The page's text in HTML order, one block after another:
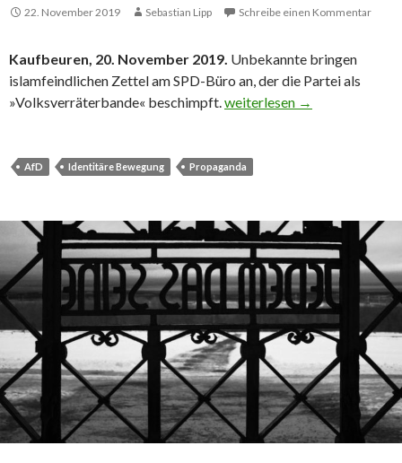
22. November 2019 Sebastian Lipp Schreibe einen Kommentar
Kaufbeuren, 20. November 2019. Unbekannte bringen
islamfeindlichen Zettel am SPD-Büro an, der die Partei als
»Volksverräterbande« beschimpft.Islamfeindlicher Zettel und
weiterlesen →
AfD Identitäre Bewegung Propaganda